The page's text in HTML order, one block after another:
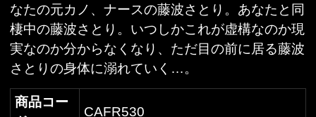
ジャンル
女子校生 、カップル
看護婦・ナー
ス、騎乗位
出演者
藤波さとり
価格(税
込)